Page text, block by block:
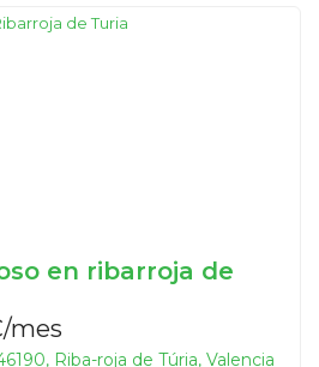
en ribarroja de
mes
Riba-roja de Túria, Valencia